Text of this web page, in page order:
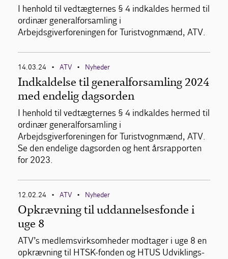
I henhold til vedtægternes § 4 indkaldes hermed til
ordinær generalforsamling i
Arbejdsgiverforeningen for Turistvognmænd, ATV.
14.03.24 • ATV • Nyheder
Indkaldelse til generalforsamling 2024
med endelig dagsorden
I henhold til vedtægternes § 4 indkaldes hermed til
ordinær generalforsamling i
Arbejdsgiverforeningen for Turistvognmænd, ATV.
Se den endelige dagsorden og hent årsrapporten
for 2023.
12.02.24 • ATV • Nyheder
Opkrævning til uddannelsesfonde i
uge 8
ATV’s medlemsvirksomheder modtager i uge 8 en
opkrævning til HTSK-fonden og HTUS Udviklings-